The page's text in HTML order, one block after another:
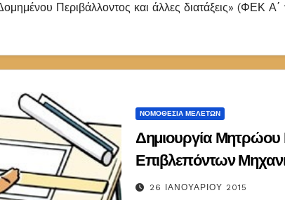
Περιβάλλοντος και άλλες διατάξεις» (ΦΕΚ Α΄
ΝΟΜΟΘΕΣΊΑ ΜΕΛΕΤΏΝ
Δημιουργία Μητρώου
Επιβλεπόντων
26 ΙΑΝΟΥΑΡΊΟΥ 2015